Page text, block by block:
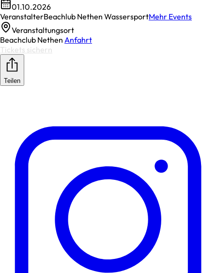
01.10.2026
VeranstalterBeachlub Nethen WassersportMehr Events
Veranstaltungsort
Beachclub Nethen Anfahrt
Tickets sichern
Teilen